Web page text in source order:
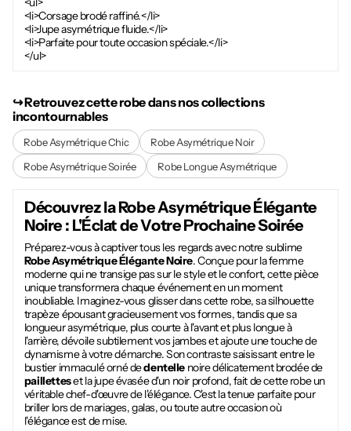
<li>Corsage brodé raffiné.</li>
<li>Jupe asymétrique fluide.</li>
<li>Parfaite pour toute occasion spéciale.</li>
</ul>
↪︎ Retrouvez cette robe dans nos collections
incontournables
Robe Asymétrique Chic
Robe Asymétrique Noir
Robe Asymétrique Soirée
Robe Longue Asymétrique
Découvrez laRobe Asymétrique Élégante
Noire: L'Éclat de Votre Prochaine Soirée
Préparez-vous à captiver tous les regards avec notre sublime
Robe Asymétrique Élégante Noire. Conçue pour la femme
moderne qui ne transige pas sur le style et le confort, cette pièce
unique transformera chaque événement en un moment
inoubliable. Imaginez-vous glisser dans cette robe, sa silhouette
trapèze épousant gracieusement vos formes, tandis que sa
longueur asymétrique, plus courte à l'avant et plus longue à
l'arrière, dévoile subtilement vos jambes et ajoute une touche de
dynamisme à votre démarche. Son contraste saisissant entre le
bustier immaculé orné dedentelle noire délicatement brodée de
pailletteset la jupe évasée d'un noir profond, fait de cette robe un
véritable chef-d'œuvre de l'élégance. C'est la tenue parfaite pour
briller lors de mariages, galas, ou toute autre occasion où
l'élégance est de mise.